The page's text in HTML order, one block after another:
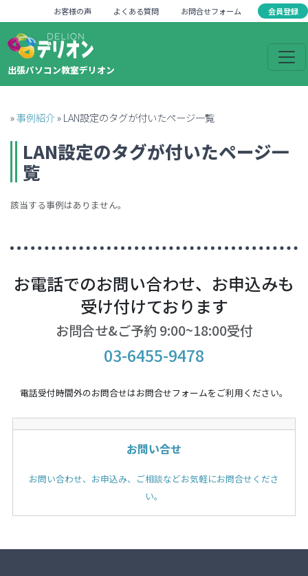
お客様の声 よくある質問 お問合せフォーム 会員登録
出張パソコン教室デリオン
»事例紹介»LAN設定のタグが付いたページ一覧
LAN設定のタグが付いたページ一
覧
該当する事例はありません。
お電話でのお問い合わせ、お申込みも
受け付けております
お問合せ&ご予約 9:00~18:00受付
03-6455-9478
電話受付時間外のお問合せはお問合せフォームをご利用ください。
お問い合せ
お問い合わせ、お申込み、ご相談などお気軽にお問合せくださ
い。